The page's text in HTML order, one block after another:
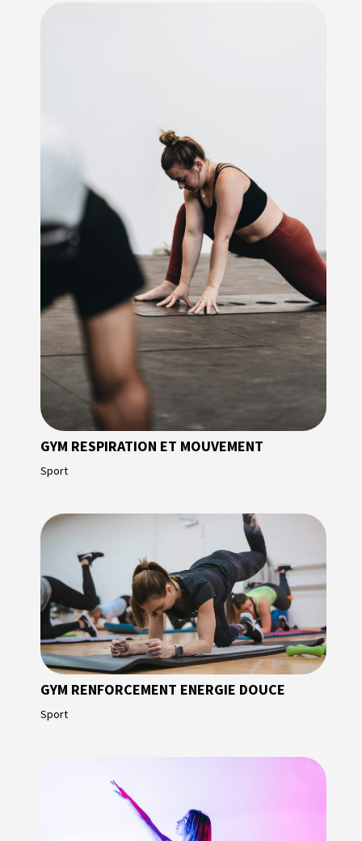
GYM RESPIRATION ET MOUVEMENT
Sport
GYM RENFORCEMENT ENERGIE DOUCE
Sport